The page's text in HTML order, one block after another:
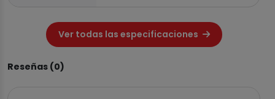
Ver todas las especificaciones
Reseñas (0)